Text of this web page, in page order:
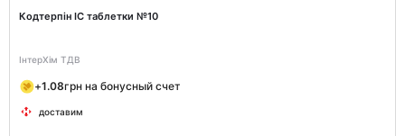
Кодтерпін IC таблетки №10
ІнтерХім ТДВ
+1.08грн на бонусный счет
доставим